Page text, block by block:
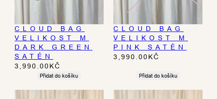
CLOUD BAG
VELIKOST M
DARK GREEN
SATÉN
3,990.00 KČ
Přidat do košíku
CLOUD BAG
VELIKOST M
PINK SATÉN
3,990.00 KČ
Přidat do košíku